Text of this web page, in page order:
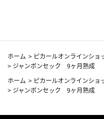
ホーム > ピカールオンラインシ
> ジャンボンセック 9ヶ月熟成
ホーム > ピカールオンラインシ
> ジャンボンセック 9ヶ月熟成